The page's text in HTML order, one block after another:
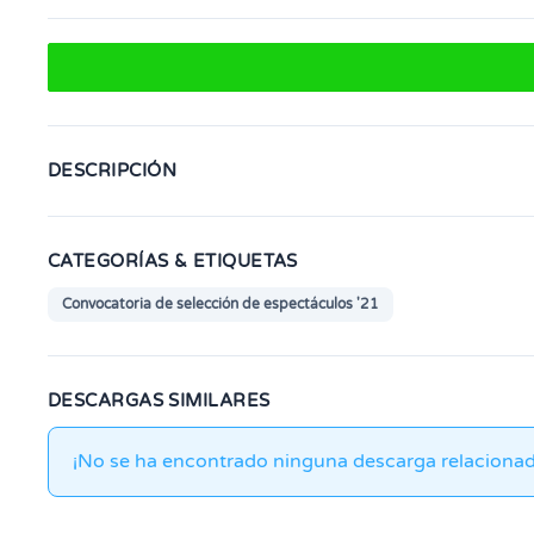
DESCRIPCIÓN
CATEGORÍAS & ETIQUETAS
Convocatoria de selección de espectáculos '21
DESCARGAS SIMILARES
¡No se ha encontrado ninguna descarga